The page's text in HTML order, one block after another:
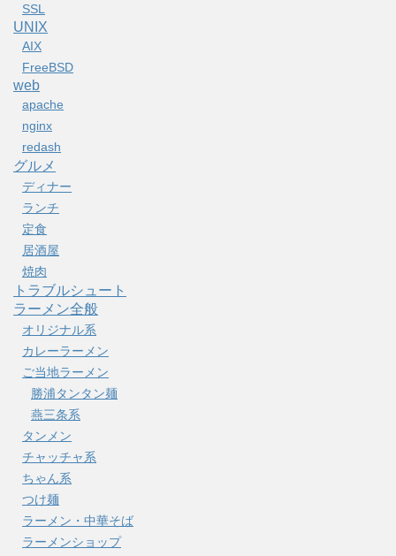
SSL
UNIX
AIX
FreeBSD
web
apache
nginx
redash
グルメ
ディナー
ランチ
定食
居酒屋
焼肉
トラブルシュート
ラーメン全般
オリジナル系
カレーラーメン
ご当地ラーメン
勝浦タンタン麺
燕三条系
タンメン
チャッチャ系
ちゃん系
つけ麺
ラーメン・中華そば
ラーメンショップ